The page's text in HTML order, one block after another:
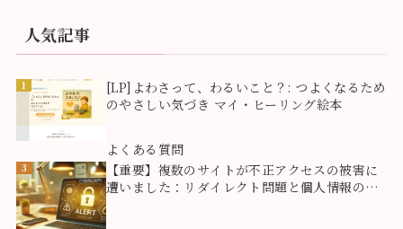
人気記事
1
[LP]よわさって、わるいこと？: つよくなるため
のやさしい気づき マイ・ヒーリング絵本
よくある質問
3
【重要】複数のサイトが不正アクセスの被害に
遭いました：リダイレクト問題と個人情報のご
報告